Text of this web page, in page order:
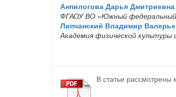
Анпилогова Дарья Дмитриевна
ФГАОУ ВО «Южный
Липчанский Владимир
Академия физической культуры
В статье